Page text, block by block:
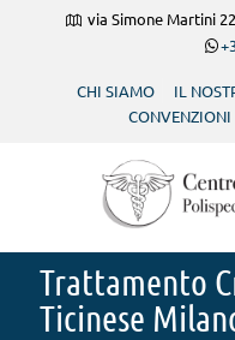
via Simone Martini
CHI SIAMO IL
CONVENZIONI
Trattamento
Ticinese